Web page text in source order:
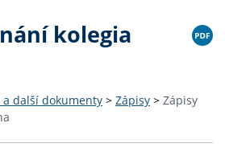
kolegia
a další dokumenty > Zápisy > Zápisy